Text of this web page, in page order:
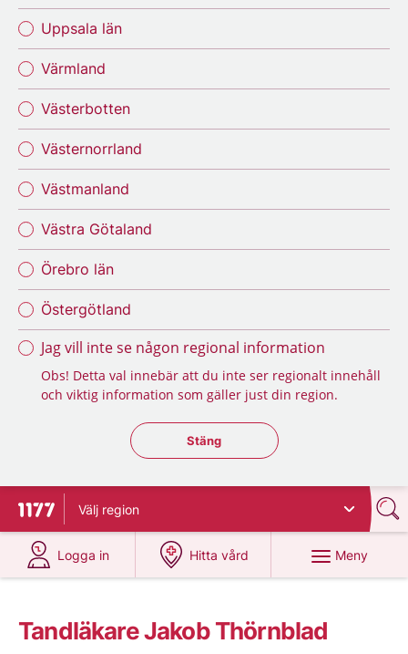
Uppsala län
Värmland
Västerbotten
Västernorrland
Västmanland
Västra Götaland
Örebro län
Östergötland
Jag vill inte se någon regional information
Obs! Detta val innebär att du inte ser regionalt innehåll
och viktig information som gäller just din region.
Stäng regionsväljaren
Stäng
Till startsidan för 1177
Välj region
Logga in
på 1177.se
Hitta vård
på 1177.se
Meny
Tandläkare Jakob Thörnblad